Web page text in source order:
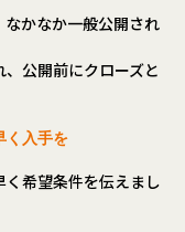
フォーメーショ
業界の知識・ノ
バックアップを行
決定します。
かなか一般公開され
公開前にクローズと
く入手を
希望条件を伝えまし